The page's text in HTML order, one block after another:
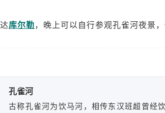
库尔勒，晚上可以自行参观孔雀河夜景
孔雀河
古称孔雀河为饮马河，相传东汉班超曾经